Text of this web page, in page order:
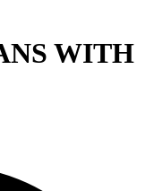
WITH